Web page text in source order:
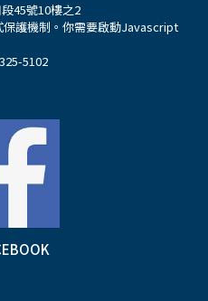
45號10樓之2
保護機制。你需要啟動Javascript
5102